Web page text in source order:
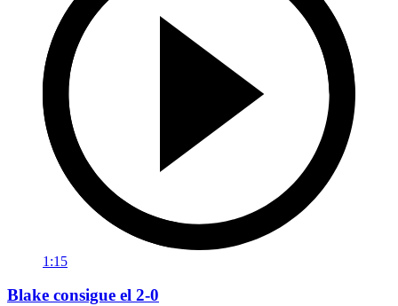
1:15
Blake consigue el 2-0